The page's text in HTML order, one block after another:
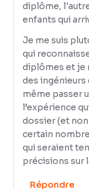
diplôme,
enfants qui
Je me suis
qui
diplômes et je
des ingénieurs
même passer
l’expérience
dossier (et
certain
qui seraient
précisions sur
Répondre